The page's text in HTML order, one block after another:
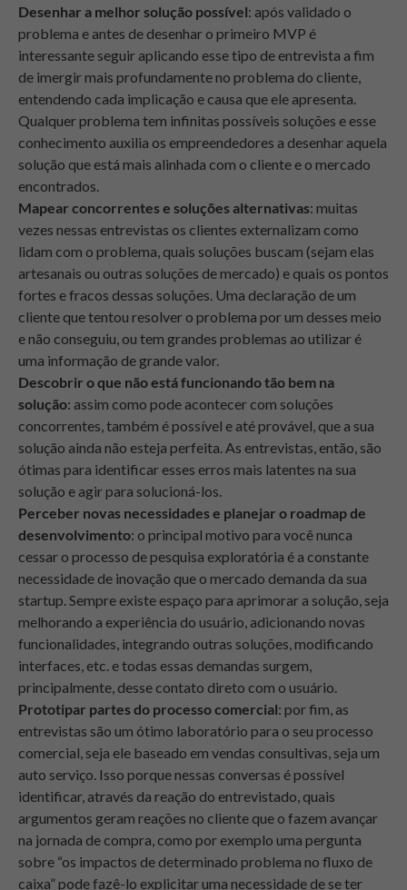
Desenhar a melhor solução possível: após validado o
problema e antes de desenhar o primeiro MVP é
interessante seguir aplicando esse tipo de entrevista a fim
de imergir mais profundamente no problema do cliente,
entendendo cada implicação e causa que ele apresenta.
Qualquer problema tem infinitas possíveis soluções e esse
conhecimento auxilia os empreendedores a desenhar aquela
solução que está mais alinhada com o cliente e o mercado
encontrados.
Mapear concorrentes e soluções alternativas: muitas
vezes nessas entrevistas os clientes externalizam como
lidam com o problema, quais soluções buscam (sejam elas
artesanais ou outras soluções de mercado) e quais os pontos
fortes e fracos dessas soluções. Uma declaração de um
cliente que tentou resolver o problema por um desses meio
e não conseguiu, ou tem grandes problemas ao utilizar é
uma informação de grande valor.
Descobrir o que não está funcionando tão bem na
solução: assim como pode acontecer com soluções
concorrentes, também é possível e até provável, que a sua
solução ainda não esteja perfeita. As entrevistas, então, são
ótimas para identificar esses erros mais latentes na sua
solução e agir para solucioná-los.
Perceber novas necessidades e planejar o roadmap de
desenvolvimento: o principal motivo para você nunca
cessar o processo de pesquisa exploratória é a constante
necessidade de inovação que o mercado demanda da sua
startup. Sempre existe espaço para aprimorar a solução, seja
melhorando a experiência do usuário, adicionando novas
funcionalidades, integrando outras soluções, modificando
interfaces, etc. e todas essas demandas surgem,
principalmente, desse contato direto com o usuário.
Prototipar partes do processo comercial: por fim, as
entrevistas são um ótimo laboratório para o seu processo
comercial, seja ele baseado em vendas consultivas, seja um
auto serviço. Isso porque nessas conversas é possível
identificar, através da reação do entrevistado, quais
argumentos geram reações no cliente que o fazem avançar
na jornada de compra, como por exemplo uma pergunta
sobre “os impactos de determinado problema no fluxo de
caixa” pode fazê-lo explicitar uma necessidade de se ter